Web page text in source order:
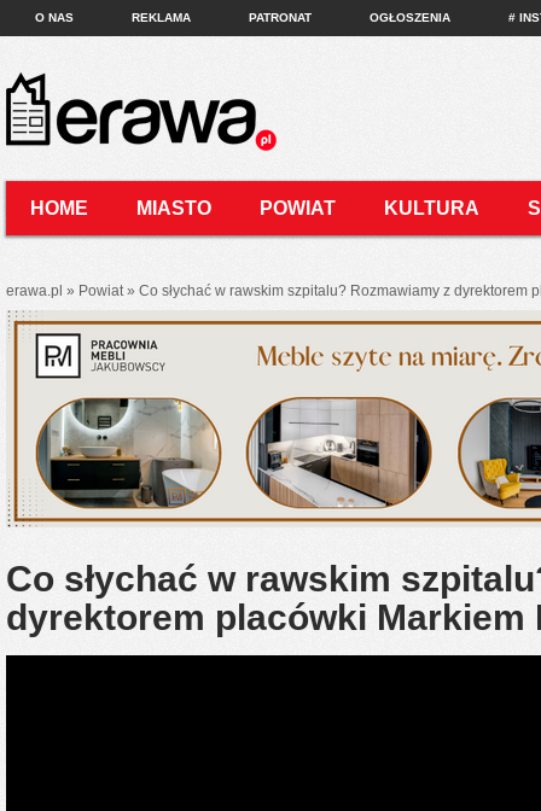
O NAS REKLAMA PATRONAT OGŁOSZENIA #
HOME MIASTO POWIAT KULTURA
erawa.pl » Powiat » Co słychać w rawskim szpitalu? Rozmawiamy z dyrektorem
Co słychać w rawskim
dyrektorem placówki Markiem